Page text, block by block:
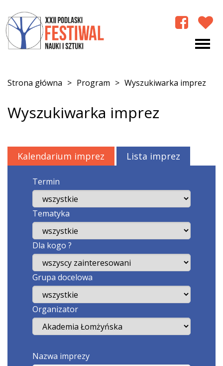
Strona główna > Program > Wyszukiwarka imprez
Wyszukiwarka imprez
Kalendarium imprez Lista imprez
Termin
Tematyka
Dla kogo ?
Grupa docelowa
Organizator
Nazwa imprezy